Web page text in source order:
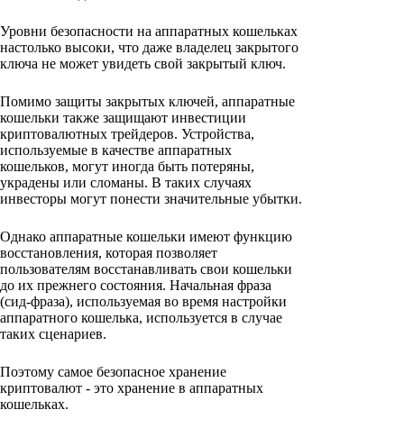
Уровни безопасности на аппаратных кошельках
настолько высоки, что даже владелец закрытого
ключа не может увидеть свой закрытый ключ.
Помимо защиты закрытых ключей, аппаратные
кошельки также защищают инвестиции
криптовалютных трейдеров. Устройства,
используемые в качестве аппаратных
кошельков, могут иногда быть потеряны,
украдены или сломаны. В таких случаях
инвесторы могут понести значительные убытки.
Однако аппаратные кошельки имеют функцию
восстановления, которая позволяет
пользователям восстанавливать свои кошельки
до их прежнего состояния. Начальная фраза
(сид-фраза), используемая во время настройки
аппаратного кошелька, используется в случае
таких сценариев.
Поэтому самое безопасное хранение
криптовалют - это хранение в аппаратных
кошельках.